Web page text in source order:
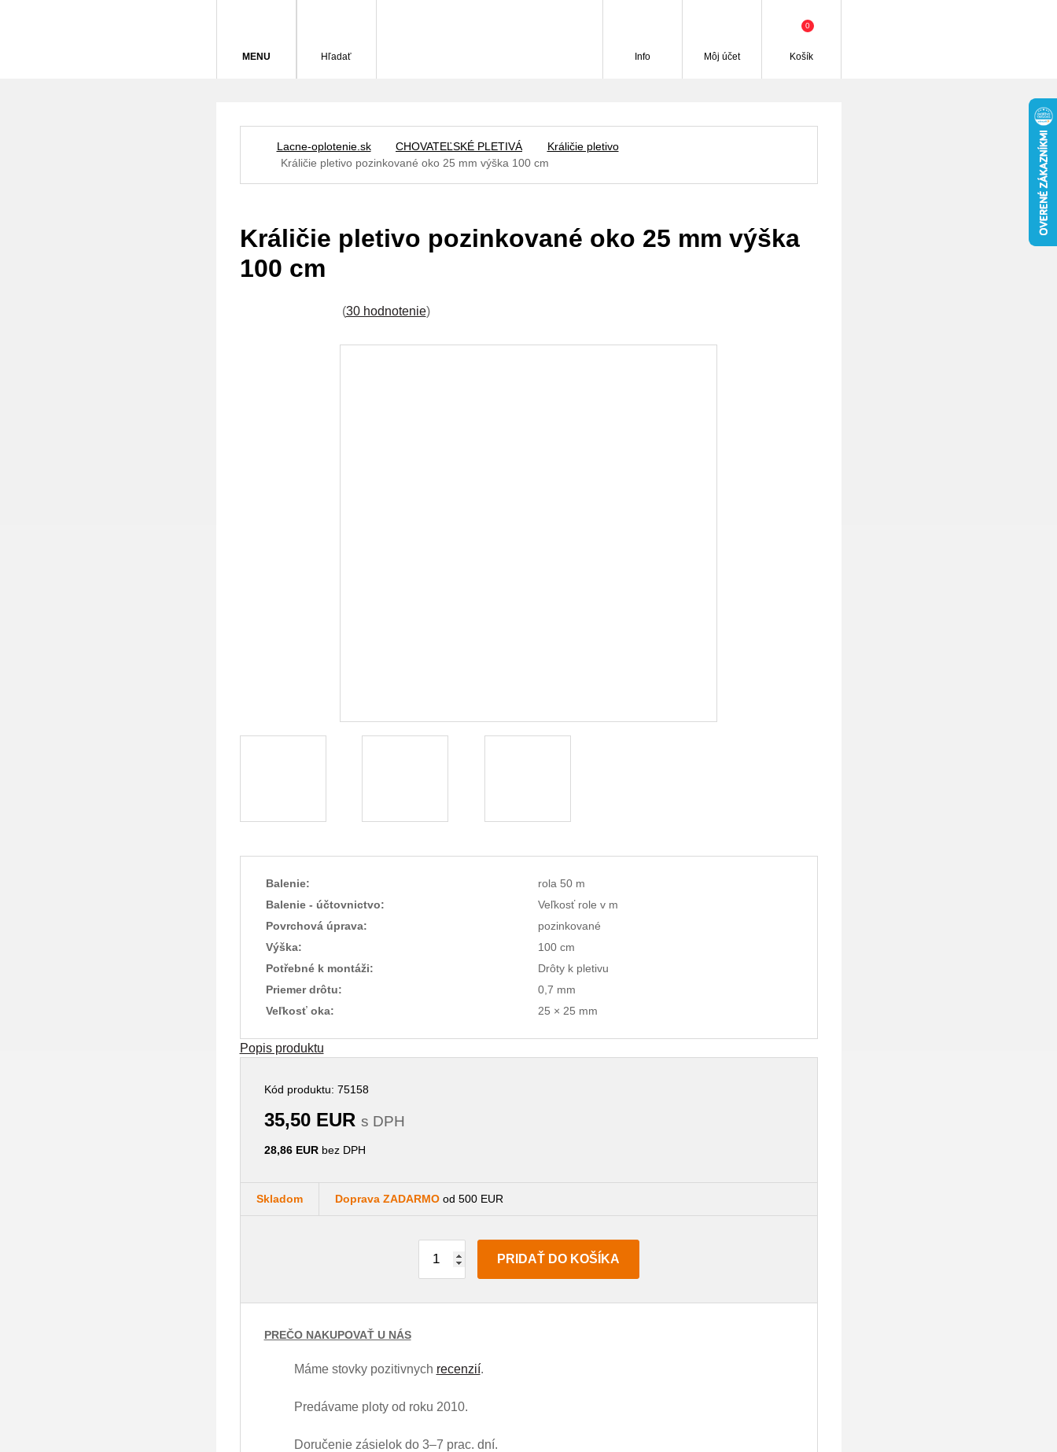
MENU Hľadať Info Môj účet Košík
0
Lacne-oplotenie.sk CHOVATEĽSKÉ PLETIVÁ
Králičie pletivo
Králičie pletivo pozinkované oko 25 mm výška 100 cm
Králičie pletivo pozinkované oko 25 mm výška
100 cm
(30 hodnotenie)
Balenie:
rola 50 m
Balenie - účtovnictvo:
Veľkosť role v m
Povrchová úprava:
pozinkované
Výška:
100 cm
Potřebné k montáži:
Drôty k pletivu
Priemer drôtu:
0,7 mm
Veľkosť oka:
25 × 25 mm
Popis produktu
Kód produktu: 75158
35,50 EUR s DPH
28,86 EURbez DPH
Skladom Doprava ZADARMOod 500 EUR
PRIDAŤ DO KOŠÍKA
PREČO NAKUPOVAŤ U NÁS
Máme stovky pozitivnych recenzií.
Predávame ploty od roku 2010.
Doručenie zásielok do 3–7 prac. dní.